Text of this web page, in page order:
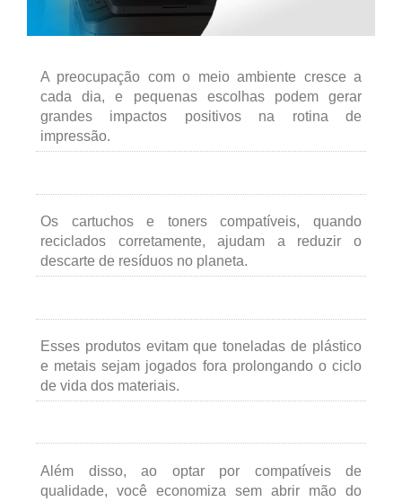
A preocupação com o meio ambiente cresce a
cada dia, e pequenas escolhas podem gerar
grandes impactos positivos na rotina de
impressão.
Os cartuchos e toners compatíveis, quando
reciclados corretamente, ajudam a reduzir o
descarte de resíduos no planeta.
Esses produtos evitam que toneladas de plástico
e metais sejam jogados fora prolongando o ciclo
de vida dos materiais.
Além disso, ao optar por compatíveis de
qualidade, você economiza sem abrir mão do